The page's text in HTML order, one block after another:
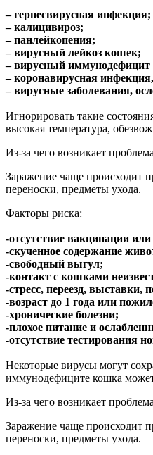
– герпесвирусная инфекция;
– калицивироз;
– панлейкопения;
– вирусный лейкоз кошек;
– вирусный
– коронавирусная
– вирусные заболевания,
Игнорировать такие
высокая температура,
Из-за чего возникает проблема
Заражение чаще происходит
переноски, предметы ухода.
Факторы риска:
-отсутствие вакцинации
-скученное содержание
-свободный выгул;
-контакт с кошками
-стресс, переезд, выставки,
-возраст до 1 года или
-хронические болезни;
-плохое питание и
-отсутствие тестирования
Некоторые вирусы могут
иммунодефиците кошка
Из-за чего возникает проблема
Заражение чаще происходит
переноски, предметы ухода.